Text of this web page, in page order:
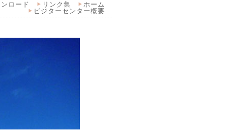
ホーム
リンク集
ロード
ビジターセンター概要